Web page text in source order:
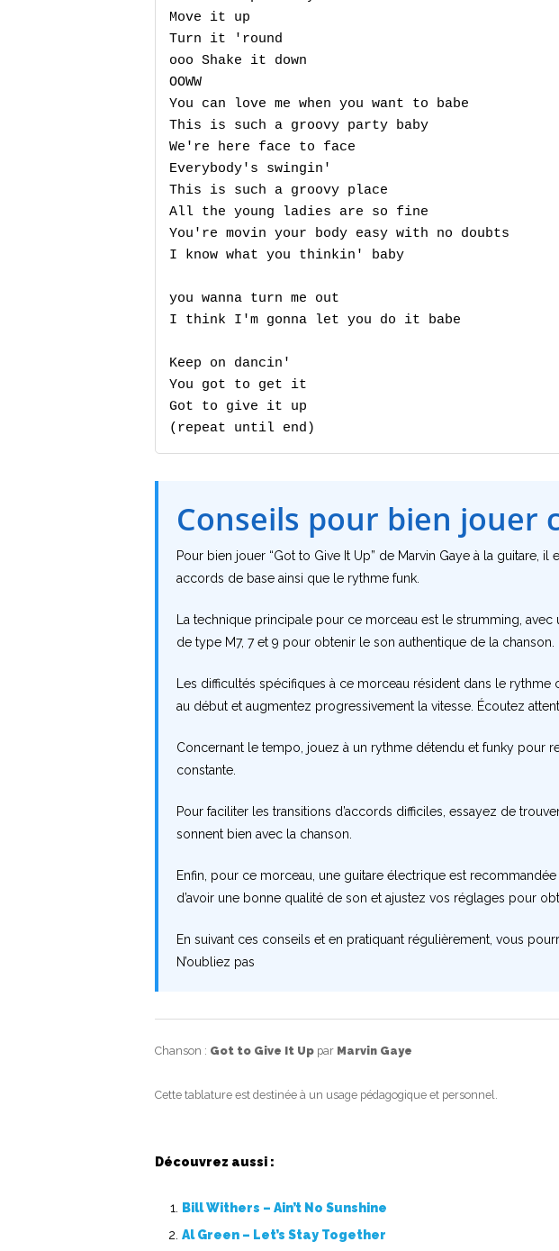
Move it up
Turn it 'round
ooo Shake it down
OOWW
You can love me when you want to babe
This is such a groovy party baby
We're here face to face
Everybody's swingin'
This is such a groovy place
All the young ladies are so fine
You're movin your body easy with no doubts
I know what you thinkin' baby
you wanna turn me out
I think I'm gonna let you do it babe
Keep on dancin'
You got to get it
Got to give it up
(repeat until end)
Conseils pour bien jouer
Pour bien jouer “Got to Give It Up” de Marvin Gaye à la guitare,
accords de base ainsi que le rythme funk.
La technique principale pour ce morceau est le strumming,
de type M7, 7 et 9 pour obtenir le son authentique de la chanson.
Les difficultés spécifiques à ce morceau résident dans le
au début et augmentez progressivement la vitesse. Écoutez
Concernant le tempo, jouez à un rythme détendu et funky pour
constante.
Pour faciliter les transitions d’accords difficiles, essayez de
sonnent bien avec la chanson.
Enfin, pour ce morceau, une guitare électrique est
d’avoir une bonne qualité de son et ajustez vos réglages pour
En suivant ces conseils et en pratiquant régulièrement, vous
N’oubliez pas
Chanson : Got to Give It Up par Marvin Gaye
Cette tablature est destinée à un usage pédagogique et personnel.
Découvrez aussi :
Bill Withers – Ain’t No Sunshine
Al Green – Let’s Stay Together